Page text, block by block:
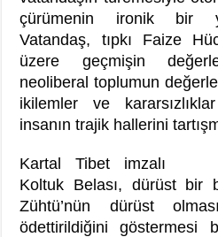
çürümenin ironik bir
Vatandaş, tıpkı Faize
üzere geçmişin
neoliberal toplumun
ikilemler ve
insanın trajik hallerini
Kartal Tibet imzalı
Koltuk Belası, dürüst bir
Zühtü’nün dürüst
ödettirildiğini göstermesi